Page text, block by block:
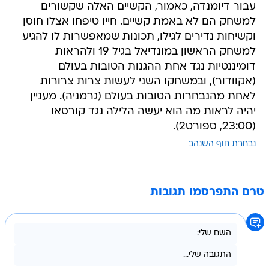
עבור דיומנדה, כאמור, הקשיים האלה שקשורים
למשחק הם לא באמת קשיים. חייו טיפחו אצלו חוסן
וקשיחות נדירים לגילו, תכונות שמאפשרות לו להגיע
למשחק הראשון במונדיאל בגיל 19 ולהראות
דומיננטיות נגד אחת ההגנות הטובות בעולם
(אקוודור), ובמשחקו השני לעשות צרות צרורות
לאחת מהנבחרות הטובות בעולם (גרמניה). מעניין
יהיה לראות מה הוא יעשה הלילה נגד קורסאו
(23:00, ספורט2).
נבחרת חוף השנהב
טרם התפרסמו תגובות